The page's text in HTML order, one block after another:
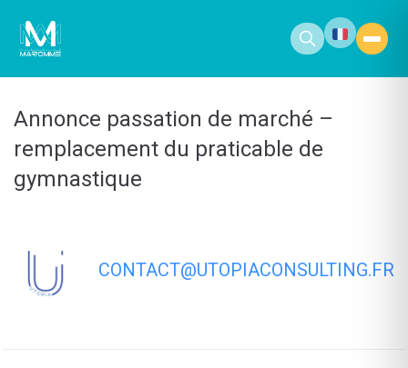
principal
Annonce passation de marché –
remplacement du praticable de
gymnastique
CONTACT@UTOPIACONSULTING.FR